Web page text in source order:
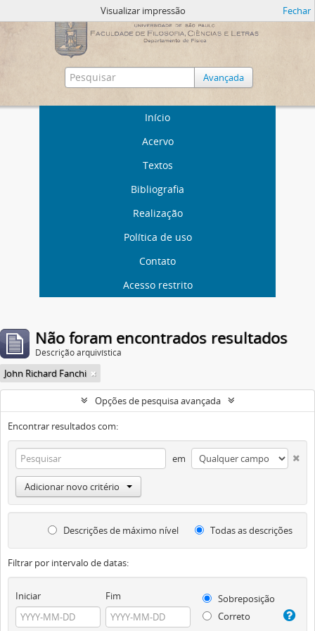
Avançada
Início
Acervo
Textos
Bibliografia
Realização
Política de uso
Contato
Acesso restrito
Visualizar impressão Fechar
Não foram encontrados resultados
Descrição arquivística
John Richard Fanchi
Opções de pesquisa avançada
Encontrar resultados com:
em
Adicionar novo critério
Descrições de máximo nível Todas as descrições
Filtrar por intervalo de datas:
Iniciar Fim
Sobreposição
Correto